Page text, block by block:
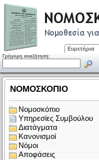
Ευρετήρια
Γρήγορη αναζήτηση: